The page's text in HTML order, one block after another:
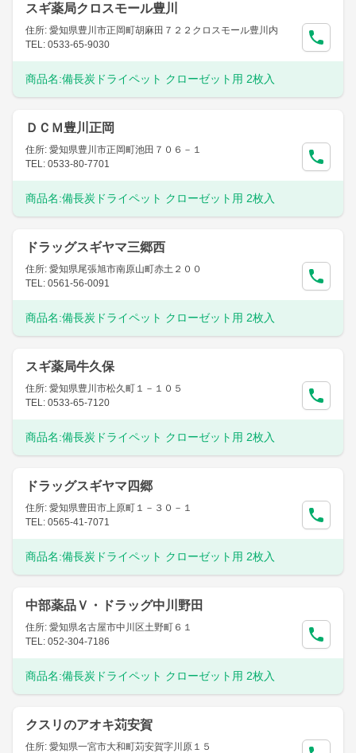
スギ薬局クロスモール豊川
住所: 愛知県豊川市正岡町胡麻田７２２クロスモール豊川内
TEL: 0533-65-9030
商品名:備長炭ドライペット クローゼット用 2枚入
ＤＣＭ豊川正岡
住所: 愛知県豊川市正岡町池田７０６－１
TEL: 0533-80-7701
商品名:備長炭ドライペット クローゼット用 2枚入
ドラッグスギヤマ三郷西
住所: 愛知県尾張旭市南原山町赤土２００
TEL: 0561-56-0091
商品名:備長炭ドライペット クローゼット用 2枚入
スギ薬局牛久保
住所: 愛知県豊川市松久町１－１０５
TEL: 0533-65-7120
商品名:備長炭ドライペット クローゼット用 2枚入
ドラッグスギヤマ四郷
住所: 愛知県豊田市上原町１－３０－１
TEL: 0565-41-7071
商品名:備長炭ドライペット クローゼット用 2枚入
中部薬品Ｖ・ドラッグ中川野田
住所: 愛知県名古屋市中川区土野町６１
TEL: 052-304-7186
商品名:備長炭ドライペット クローゼット用 2枚入
クスリのアオキ苅安賀
住所: 愛知県一宮市大和町苅安賀字川原１５